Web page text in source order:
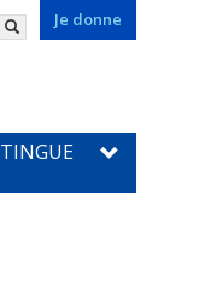
Je donne
Search